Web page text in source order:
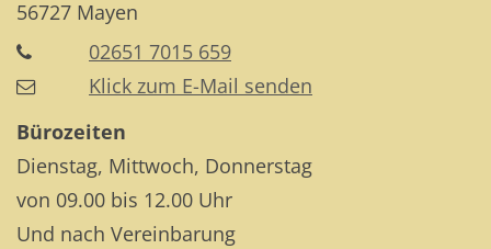
56727 Mayen
02651 7015 659
Klick zum E-Mail senden
Bürozeiten
Dienstag, Mittwoch, Donnerstag
von 09.00 bis 12.00 Uhr
Und nach Vereinbarung